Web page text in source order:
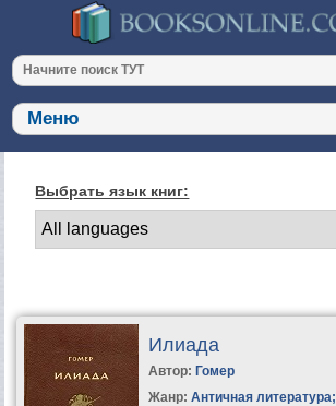
Выбрать язык книг:
Илиада
Автор: Гомер
Жанр: Античная литература;